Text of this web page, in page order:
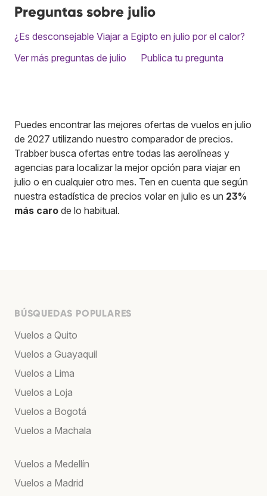
Preguntas sobre julio
¿Es desconsejable Viajar a Egipto en julio por el calor?
Ver más preguntas de julio
Publica tu pregunta
Puedes encontrar las mejores ofertas de vuelos en julio
de 2027 utilizando nuestro comparador de precios.
Trabber busca ofertas entre todas las aerolíneas y
agencias para localizar la mejor opción para viajar en
julio o en cualquier otro mes. Ten en cuenta que según
nuestra estadística de precios volar en julio es un 23%
más caro de lo habitual.
BÚSQUEDAS POPULARES
Vuelos a Quito
Vuelos a Guayaquil
Vuelos a Lima
Vuelos a Loja
Vuelos a Bogotá
Vuelos a Machala
Vuelos a Medellín
Vuelos a Madrid